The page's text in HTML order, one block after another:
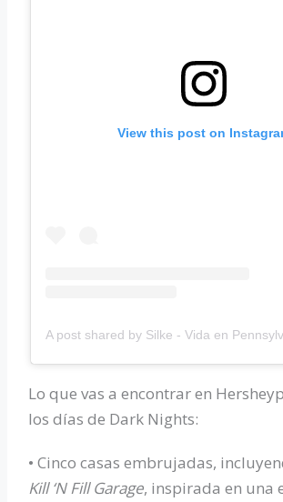
View this post on
Lo que vas a encontrar en
los días de Dark Nights:
• Cinco casas embrujadas,
Kill ‘N Fill Garage, inspirada en una